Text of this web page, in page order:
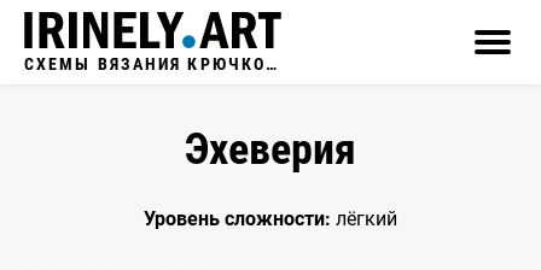
СХЕМЫ ВЯЗАНИЯ КРЮЧКОМ
Эхеверия
Уровень сложности: лёгкий